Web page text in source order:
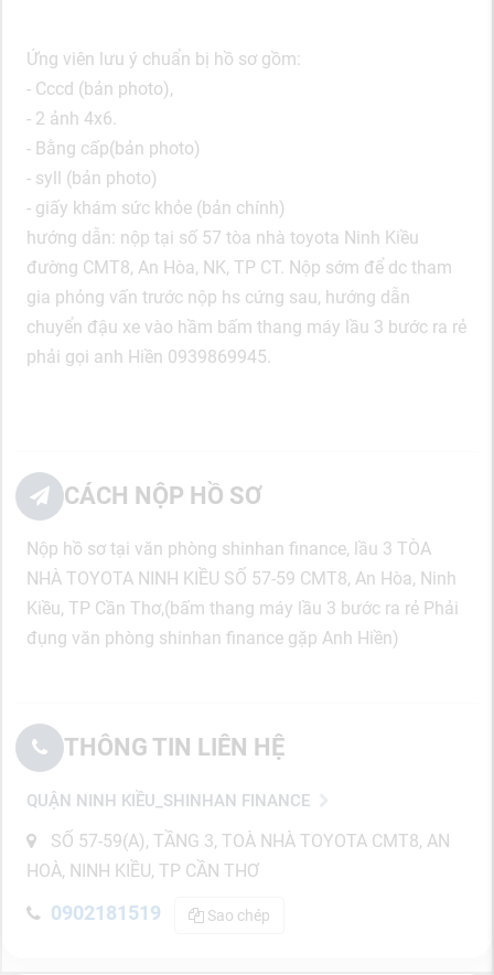
Ứng viên lưu ý chuẩn bị hồ sơ gồm:
- Cccd (bản photo),
- 2 ảnh 4x6.
- Bằng cấp(bản photo)
- syll (bản photo)
- giấy khám sức khỏe (bản chính)
hướng dẫn: nộp tại số 57 tòa nhà toyota Ninh Kiều
đường CMT8, An Hòa, NK, TP CT. Nộp sớm để dc tham
gia phỏng vấn trước nộp hs cứng sau, hướng dẫn
chuyển đậu xe vào hầm bấm thang máy lầu 3 bước ra rẻ
phải gọi anh Hiền 0939869945.
CÁCH NỘP HỒ SƠ
Nộp hồ sơ tại văn phòng shinhan finance, lầu 3 TÒA
NHÀ TOYOTA NINH KIỀU SỐ 57-59 CMT8, An Hòa, Ninh
Kiều, TP Cần Thơ,(bấm thang máy lầu 3 bước ra rẻ Phải
đụng văn phòng shinhan finance gặp Anh Hiền)
THÔNG TIN LIÊN HỆ
QUẬN NINH KIỀU_SHINHAN FINANCE
SỐ 57-59(A), TẦNG 3, TOÀ NHÀ TOYOTA CMT8, AN
HOÀ, NINH KIỀU, TP CẦN THƠ
0902181519 Sao chép